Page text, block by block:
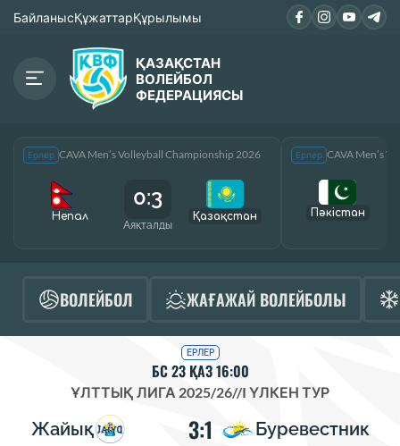
БайланысҚұжаттарҚұрылымы
ҚАЗАҚСТАН
ВОЛЕЙБОЛ
ФЕДЕРАЦИЯСЫ
Ерлер CAVA Men’s Volleyball Championship 2026
Непал
0:3
Аяқталды
Қазақcтан
Ерлер CAVA Men’s
Пәкістан
ВОЛЕЙБОЛ ЖАҒАЖАЙ ВОЛЕЙБОЛЫ
ЕРЛЕР
БС 23 ҚАЗ 16:00
ҰЛТТЫҚ ЛИГА 2025/26//I ҮЛКЕН ТУР
Жайық 3:1 Буревестник